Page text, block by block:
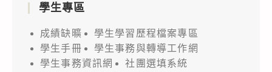
學生專區
成績缺曠
學生學習歷程檔案專區
學生手冊
學生事務與轉導工作網
學生事務資訊網
社團選填系統